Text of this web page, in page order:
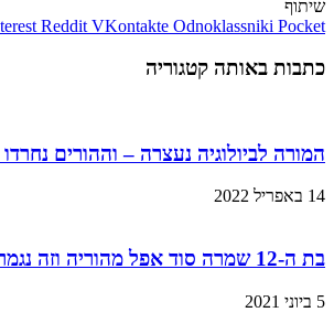
שיתוף
Reddit VKontakte Odnoklassniki Pocket
כתבות באותה קטגוריה
המורה לביולוגיה נעצרה – וההורים
14 באפריל 2022
בת ה-12 שמרה סוד אפל מהוריה וזה נגמר רע מאוד
5 ביוני 2021